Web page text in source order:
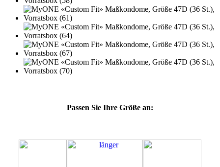
Passen Sie Ihre Größe an: